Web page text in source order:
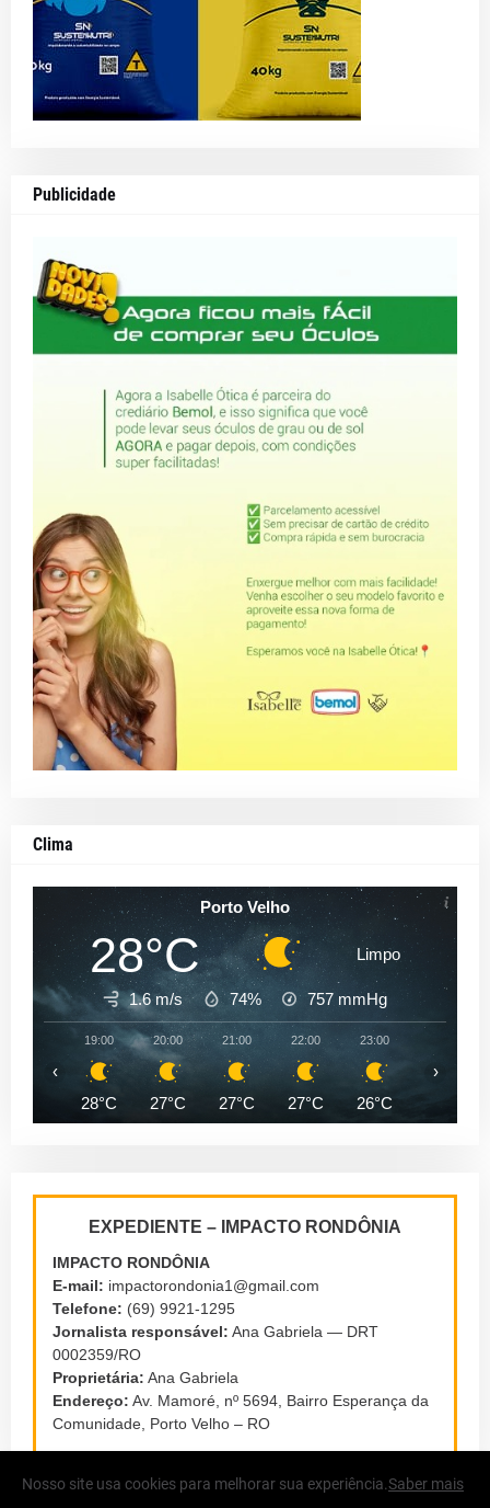
Publicidade
Clima
Porto Velho
28°C Limpo
1.6 m/s 74% 757 mmHg
19:00
28°C
20:00
27°C
21:00
27°C
22:00
27°C
23:00
26°C
‹ ›
EXPEDIENTE – IMPACTO RONDÔNIA
IMPACTO RONDÔNIA
E-mail: impactorondonia1@gmail.com
Telefone: (69) 9921-1295
Jornalista responsável: Ana Gabriela — DRT
0002359/RO
Proprietária: Ana Gabriela
Endereço: Av. Mamoré, nº 5694, Bairro Esperança da
Comunidade, Porto Velho – RO
Nosso site usa cookies para melhorar sua experiência.Saber mais